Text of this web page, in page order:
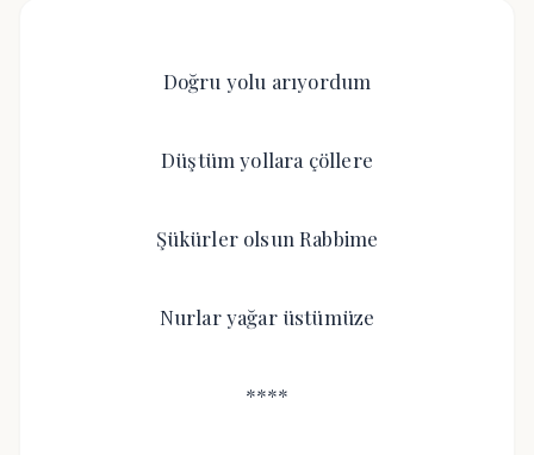
Doğru yolu arıyordum
Düştüm yollara çöllere
Şükürler olsun Rabbime
Nurlar yağar üstümüze
****